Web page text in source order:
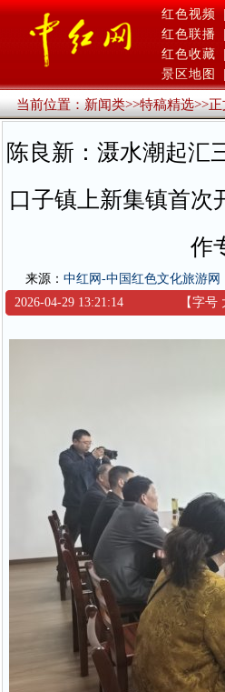
红色视频 |
红色联播
红色收藏
景区地图
当前位置：新闻类>>特稿精选>>正
陈良新：滠水潮起
口子镇上新集镇首次
作
来源： 中红网-中国红色文化旅游网
2026-04-29 13:21:14
【字号